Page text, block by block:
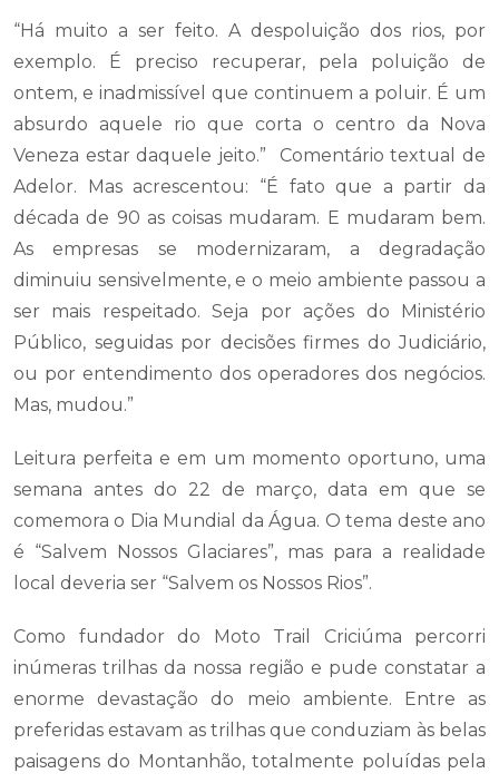
“Há muito a ser feito. A despoluição dos rios, por
exemplo. É preciso recuperar, pela poluição de
ontem, e inadmissível que continuem a poluir. É um
absurdo aquele rio que corta o centro da Nova
Veneza estar daquele jeito.” Comentário textual de
Adelor. Mas acrescentou: “É fato que a partir da
década de 90 as coisas mudaram. E mudaram bem.
As empresas se modernizaram, a degradação
diminuiu sensivelmente, e o meio ambiente passou a
ser mais respeitado. Seja por ações do Ministério
Público, seguidas por decisões firmes do Judiciário,
ou por entendimento dos operadores dos negócios.
Mas, mudou.”
Leitura perfeita e em um momento oportuno, uma
semana antes do 22 de março, data em que se
comemora o Dia Mundial da Água. O tema deste ano
é “Salvem Nossos Glaciares”, mas para a realidade
local deveria ser “Salvem os Nossos Rios”.
Como fundador do Moto Trail Criciúma percorri
inúmeras trilhas da nossa região e pude constatar a
enorme devastação do meio ambiente. Entre as
preferidas estavam as trilhas que conduziam às belas
paisagens do Montanhão, totalmente poluídas pela